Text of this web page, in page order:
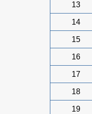
13
14
15
16
17
18
19